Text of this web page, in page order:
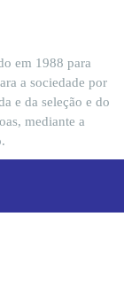
em 1988 para
a sociedade por
e da seleção e do
mediante a